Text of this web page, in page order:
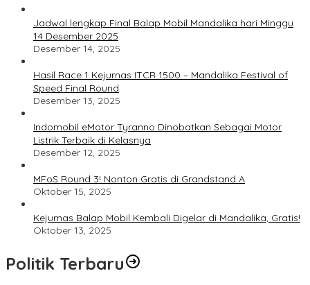
Jadwal lengkap Final Balap Mobil Mandalika hari Minggu
14 Desember 2025
Desember 14, 2025
Hasil Race 1 Kejurnas ITCR 1500 – Mandalika Festival of
Speed Final Round
Desember 13, 2025
Indomobil eMotor Tyranno Dinobatkan Sebagai Motor
Listrik Terbaik di Kelasnya
Desember 12, 2025
MFoS Round 3! Nonton Gratis di Grandstand A
Oktober 15, 2025
Kejurnas Balap Mobil Kembali Digelar di Mandalika, Gratis!
Oktober 13, 2025
Politik Terbaru